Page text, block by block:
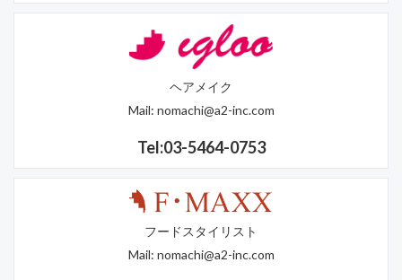
ヘアメイク
Mail: nomachi@a2-inc.com
Tel:03-5464-0753
フードスタイリスト
Mail: nomachi@a2-inc.com